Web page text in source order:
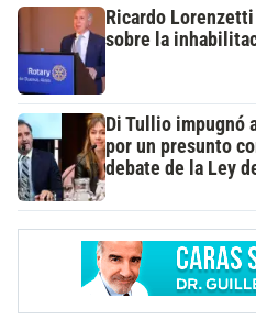
Ricardo
sobre la
Di Tullio impugnó
por un presunto
debate de la Ley